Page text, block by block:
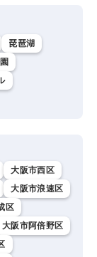
琵琶湖
大阪市西区
大阪市浪速区
区
大阪市阿倍野区